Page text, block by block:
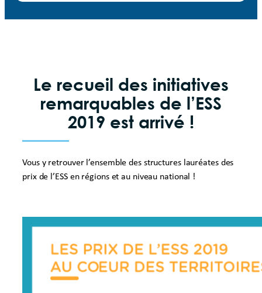
Le recueil des initiatives
remarquables de l’ESS
2019 est arrivé !
Vous y retrouver l’ensemble des structures lauréates des
prix de l’ESS en régions et au niveau national !